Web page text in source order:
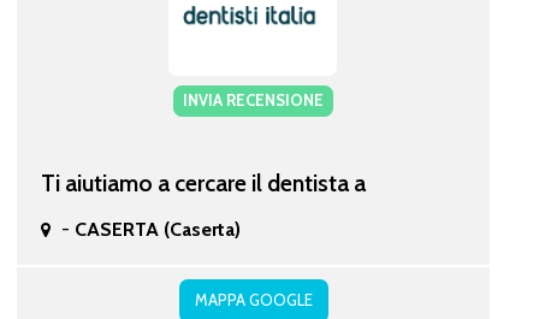
INVIA RECENSIONE
Ti aiutiamo a cercare il dentista a
- CASERTA (Caserta)
MAPPA GOOGLE